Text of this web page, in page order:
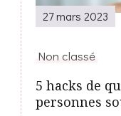
27 mars 2023
Non classé
5 hacks de
personnes